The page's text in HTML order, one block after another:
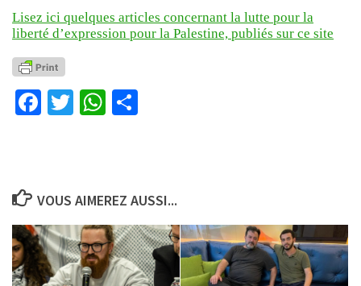
Lisez ici quelques articles concernant la lutte pour la
liberté d’expression pour la Palestine, publiés sur ce site
Facebook
TwitterWhatsApp
VOUS AIMEREZ AUSSI...